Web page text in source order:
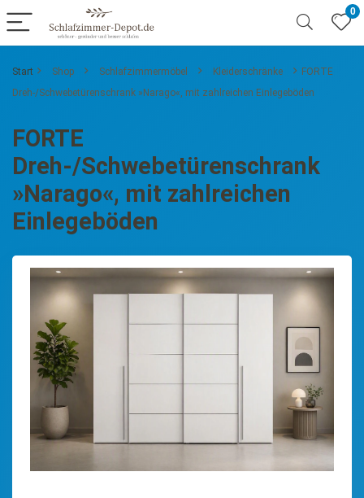
0
Start Shop Schlafzimmermöbel Kleiderschränke
FORTE
Dreh-/Schwebetürenschrank »Narago«, mit zahlreichen Einlegeböden
FORTE
Dreh-/Schwebetürenschrank
»Narago«, mit zahlreichen
Einlegeböden